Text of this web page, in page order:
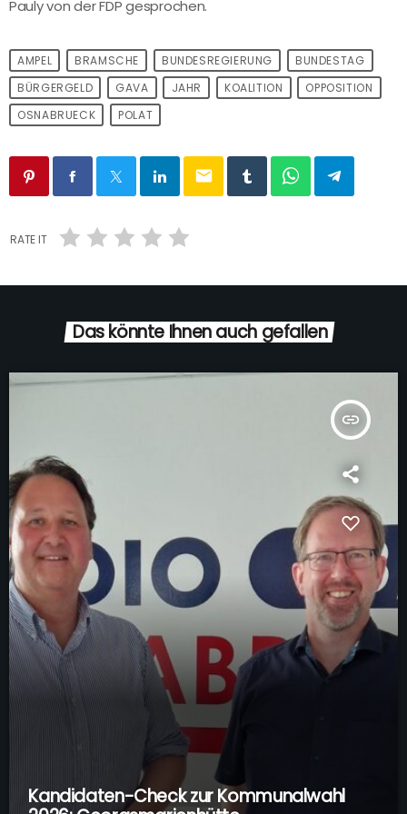
Pauly von der FDP gesprochen.
AMPEL BRAMSCHE BUNDESREGIERUNG
BUNDESTAG
BÜRGERGELD
GAVA JAHR KOALITION
OPPOSITION
OSNABRUECK
POLAT
email
RATE IT
Das könnte Ihnen auch gefallen
insert_link
Kandidaten-Check zur Kommunalwahl